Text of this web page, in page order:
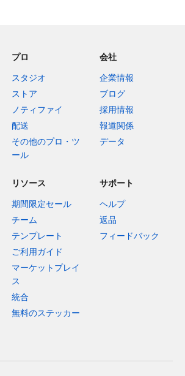
プロ
スタジオ
ストア
ノティファイ
配送
その他のプロ・ツ
ール
会社
企業情報
ブログ
採用情報
報道関係
データ
リソース
期間限定セール
チーム
テンプレート
ご利用ガイド
マーケットプレイ
ス
統合
無料のステッカー
サポート
ヘルプ
返品
フィードバック